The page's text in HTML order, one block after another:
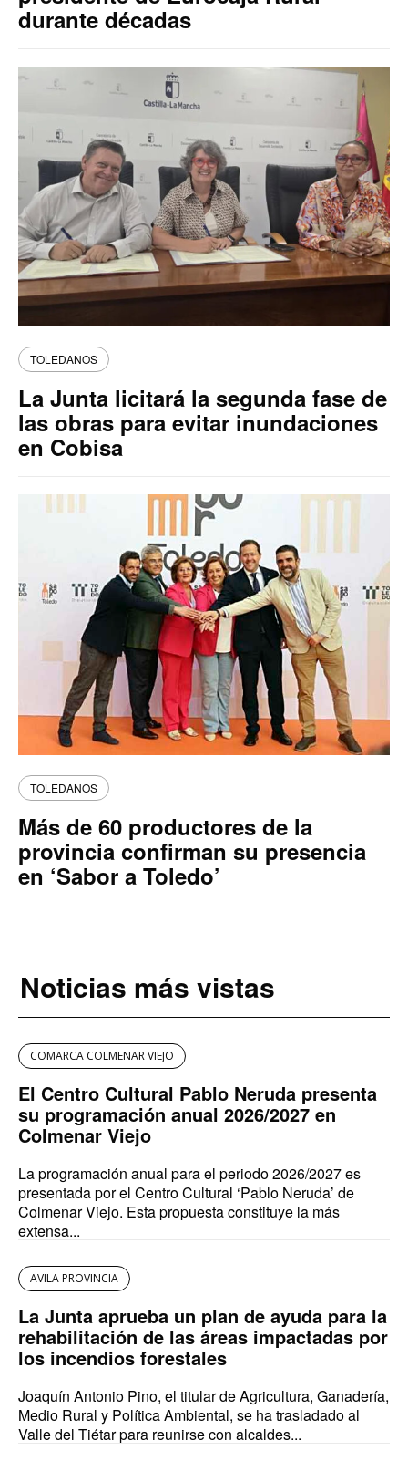
durante décadas
TOLEDANOS
La Junta licitará la segunda fase de
las obras para evitar inundaciones
en Cobisa
TOLEDANOS
Más de 60 productores de la
provincia confirman su presencia
en ‘Sabor a Toledo’
Noticias más vistas
COMARCA COLMENAR VIEJO
El Centro Cultural Pablo Neruda presenta
su programación anual 2026/2027 en
Colmenar Viejo
La programación anual para el periodo 2026/2027 es
presentada por el Centro Cultural ‘Pablo Neruda’ de
Colmenar Viejo. Esta propuesta constituye la más
extensa...
AVILA PROVINCIA
La Junta aprueba un plan de ayuda para la
rehabilitación de las áreas impactadas por
los incendios forestales
Joaquín Antonio Pino, el titular de Agricultura, Ganadería,
Medio Rural y Política Ambiental, se ha trasladado al
Valle del Tiétar para reunirse con alcaldes...